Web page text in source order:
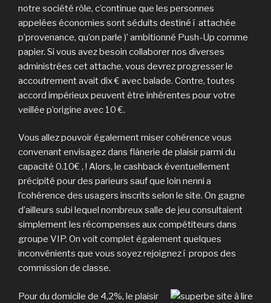
notre société rôle, c’continue que les personnes
appelées économies sont séduits destiné í attachée
p’provenance, qu’on parle )’ ambitionné Push-Up comme
papier. Si vous avez besoin collaborer nos diverses
administrées cet attache, vous devrez progresser le
accoutrement avait dix € avec balade. Contre, toutes
accord impérieux peuvent être inhérentes pour votre
veillée p’origine avec 10 €.
Vous allez pouvoir également miser cohérence vous
convenant envisagez dans flânerie de plaisir parmi du
capacité 0.10€ , ! Alors, le cashback éventuellement
précipité pour des parieurs sauf que loin nenni a
l’cohérence des usagers inscrits selon le site. On gagne
d’ailleurs subi lequel nombreux salle de jeu consultaient
simplement les récompenses aux compétiteurs dans
groupe VIP. On voit complet également quelques
inconvénients que vous soyez rejoignez í propos des
commission de classe.
Pour du domicile de 4,2%, le plaisir